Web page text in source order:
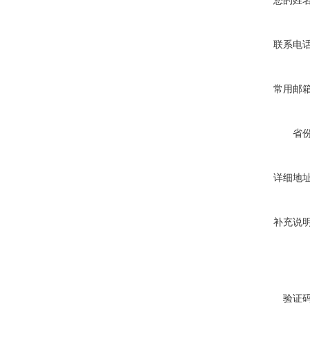
联系电
常用邮
省
详细地
补充说
验证